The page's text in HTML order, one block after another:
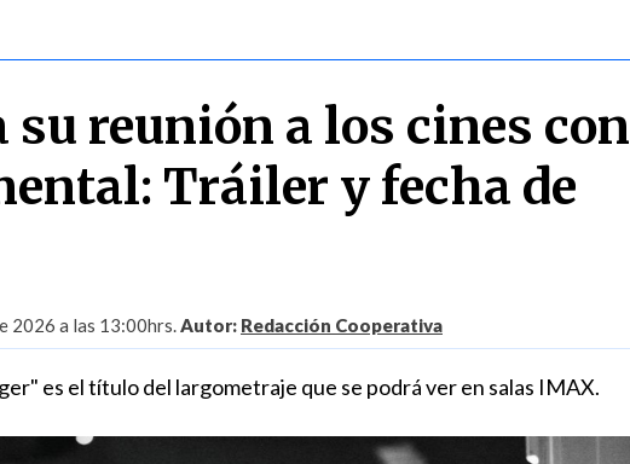
su reunión a los cines con
Tráiler y fecha de
2026 a las 13:00hrs.Autor: Redacción Cooperativa
es el título del largometraje que se podrá ver en salas IMAX.